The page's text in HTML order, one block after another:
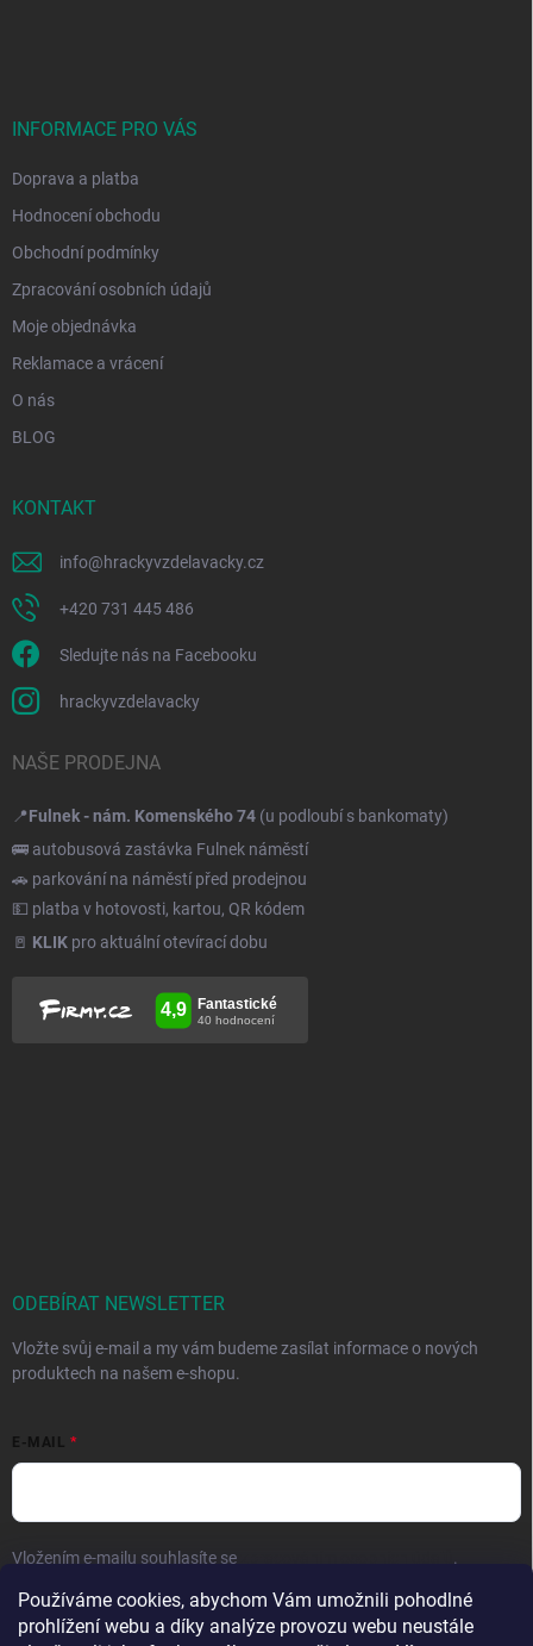
Používáme cookies, abychom Vám umožnili pohodlné
prohlížení webu a díky analýze provozu webu neustále
INFORMACE PRO VÁS
Doprava a platba
Hodnocení obchodu
Obchodní podmínky
Zpracování osobních údajů
Moje objednávka
Reklamace a vrácení
O nás
BLOG
KONTAKT
info@hrackyvzdelavacky.cz
+420 731 445 486
Sledujte nás na Facebooku
hrackyvzdelavacky
NAŠE PRODEJNA
📍Fulnek - nám. Komenského 74 (u podloubí s bankomaty)
🚌 autobusová zastávka Fulnek náměstí
🚗 parkování na náměstí před prodejnou
💵 platba v hotovosti, kartou, QR kódem
🚪 KLIK pro aktuální otevírací dobu
ODEBÍRAT NEWSLETTER
Vložte svůj e-mail a my vám budeme zasílat informace o nových
produktech na našem e-shopu.
E-MAIL
Vložením e-mailu souhlasíte se .
Přihlásit se